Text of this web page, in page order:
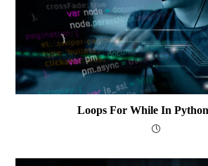
Loops For While In